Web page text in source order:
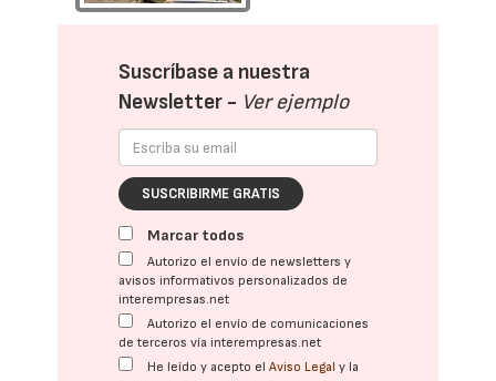
Suscríbase a nuestra
Newsletter - Ver ejemplo
SUSCRIBIRME GRATIS
Marcar todos
Autorizo el envío de newsletters y
avisos informativos personalizados de
interempresas.net
Autorizo el envío de comunicaciones
de terceros vía interempresas.net
He leído y acepto elAviso Legal y la